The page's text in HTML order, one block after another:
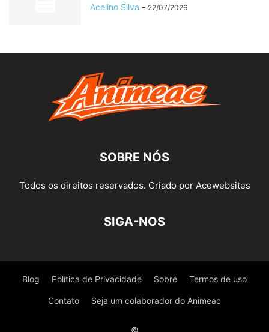
Acelino Silva - 22/07/2026
SOBRE NÓS
Todos os direitos reservados. Criado por Acewebsites
SIGA-NOS
Blog Política de Privacidade Sobre Termos de uso
Contato Seja um colaborador do Animeac